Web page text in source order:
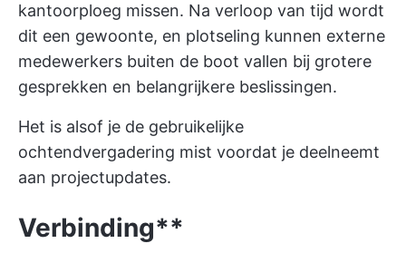
kantoorploeg missen. Na verloop van tijd wordt
dit een gewoonte, en plotseling kunnen externe
medewerkers buiten de boot vallen bij grotere
gesprekken en belangrijkere beslissingen.
Het is alsof je de gebruikelijke
ochtendvergadering mist voordat je deelneemt
aan projectupdates.
Verbinding**